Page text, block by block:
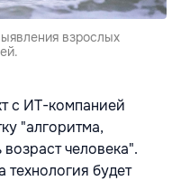
взрослых
с ИТ-компанией
"алгоритма,
человека".
технология будет